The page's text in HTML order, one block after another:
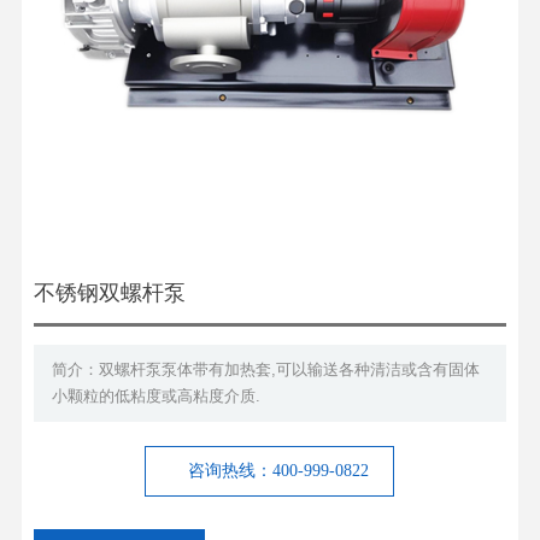
不锈钢双螺杆泵
简介：双螺杆泵泵体带有加热套,可以输送各种清洁或含有固体
小颗粒的低粘度或高粘度介质.
咨询热线：400-999-0822